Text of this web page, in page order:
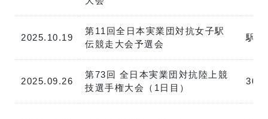
2025.10.19
第11回全日本実業団対抗女子駅
伝競走大会予選会
駅伝
2025.09.26
第73回 全日本実業団対抗陸上競
技選手権大会（1日目）